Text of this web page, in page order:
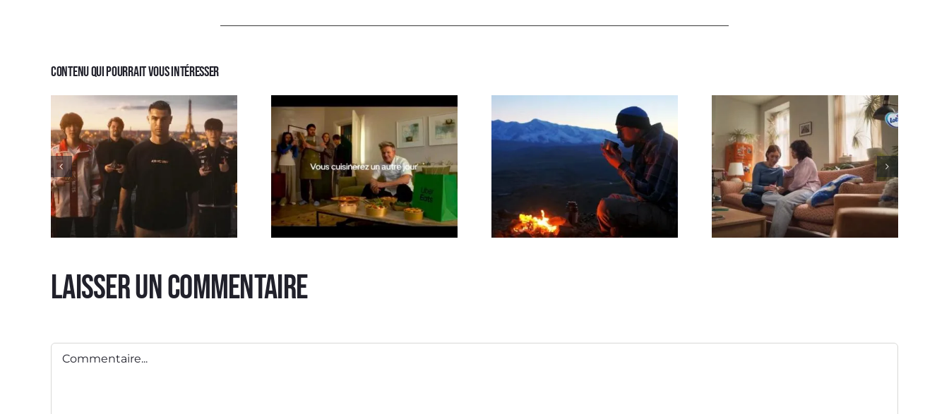
Contenu qui pourrait vous intéresser
Spot TV Uber Eats ‘Vous
Laisser un commentaire
Commentaire